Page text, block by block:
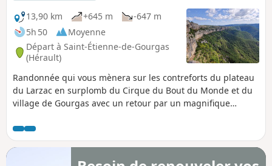
13,90 km
+645 m
-647 m
5h 50
Moyenne
Départ à Saint-Étienne-de-Gourgas
(Hérault)
Randonnée qui vous mènera sur les contreforts du plateau
du Larzac en surplomb du Cirque du Bout du Monde et du
village de Gourgas avec un retour par un magnifique
Moulins 34184 Montpellier signale un problème sur cette
randonnée (20 novembre 2025). Petite alerte temporaire sur